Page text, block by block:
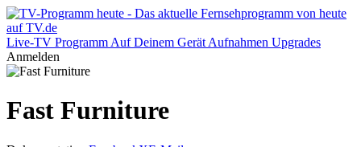
Live-TV Programm Auf Deinem Gerät Aufnahmen Upgrades
Anmelden
Fast Furniture